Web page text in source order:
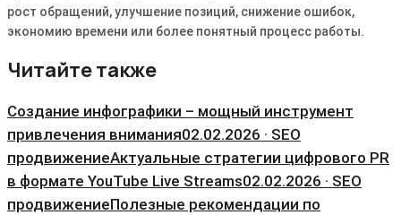
рост обращений, улучшение позиций, снижение ошибок,
экономию времени или более понятный процесс работы.
Читайте также
Создание инфографики – мощный инструмент
привлечения внимания02.02.2026 · SEO
продвижениеАктуальные стратегии цифрового PR
в формате YouTube Live Streams02.02.2026 · SEO
продвижениеПолезные рекомендации по